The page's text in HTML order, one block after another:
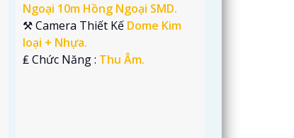
Ngoại 10m Hồng Ngoại SMD.
⚒ Camera Thiết Kế Dome Kim
loại + Nhựa.
️₤ Chức Năng : Thu Âm.